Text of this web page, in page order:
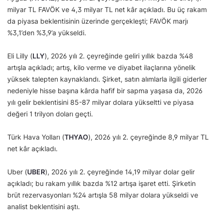
milyar TL FAVÖK ve 4,3 milyar TL net kâr açıkladı. Bu üç rakam
da piyasa beklentisinin üzerinde gerçekleşti; FAVÖK marjı
%3,1’den %3,9’a yükseldi.
Eli Lilly (LLY), 2026 yılı 2. çeyreğinde geliri yıllık bazda %48
artışla açıkladı; artış, kilo verme ve diyabet ilaçlarına yönelik
yüksek talepten kaynaklandı. Şirket, satın alımlarla ilgili giderler
nedeniyle hisse başına kârda hafif bir sapma yaşasa da, 2026
yılı gelir beklentisini 85-87 milyar dolara yükseltti ve piyasa
değeri 1 trilyon doları geçti.
Türk Hava Yolları (THYAO), 2026 yılı 2. çeyreğinde 8,9 milyar TL
net kâr açıkladı.
Uber (UBER), 2026 yılı 2. çeyreğinde 14,19 milyar dolar gelir
açıkladı; bu rakam yıllık bazda %12 artışa işaret etti. Şirketin
brüt rezervasyonları %24 artışla 58 milyar dolara yükseldi ve
analist beklentisini aştı.